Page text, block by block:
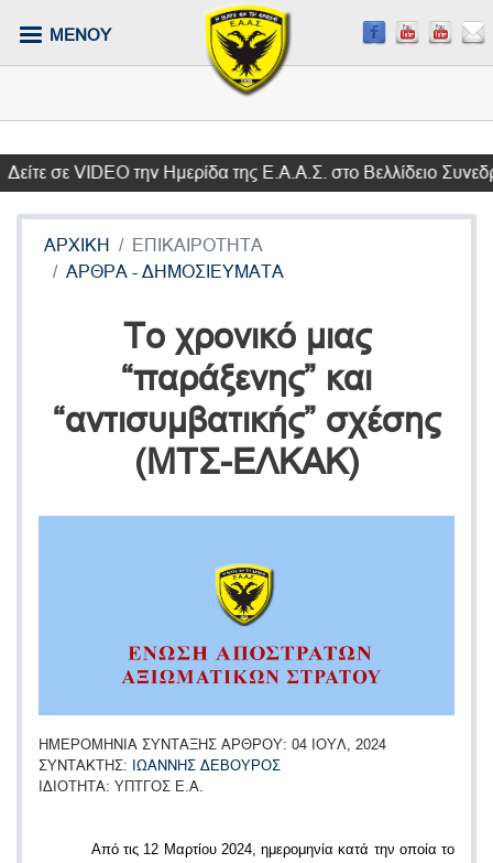
Παράκαμψη
προς
το
κυρίως
περιεχόμενο
ΜΕΝΟΥ
σε VIDEO την Ημερίδα της Ε.Α.Α.Σ. στο Βελλίδειο
ΑΡΧΙΚΗ
ΕΠΙΚΑΙΡΟΤΗΤΑ
ΑΡΘΡΑ - ΔΗΜΟΣΙΕΥΜΑΤΑ
Το χρονικό μιας
“παράξενης” και
“αντισυμβατικής” σχέσης
(ΜΤΣ-ΕΛΚΑΚ)
ΗΜΕΡΟΜΗΝΙΑ ΣΥΝΤΑΞΗΣ ΑΡΘΡΟΥ 04 ΙΟΥΛ, 2024
ΣΥΝΤΑΚΤΗΣ
ΙΩΑΝΝΗΣ ΔΕΒΟΥΡΟΣ
ΙΔΙΟΤΗΤΑ ΥΠΤΓΟΣ Ε.Α.
Από τις 12 Μαρτίου 2024, ημερομηνία κατά την οποία το